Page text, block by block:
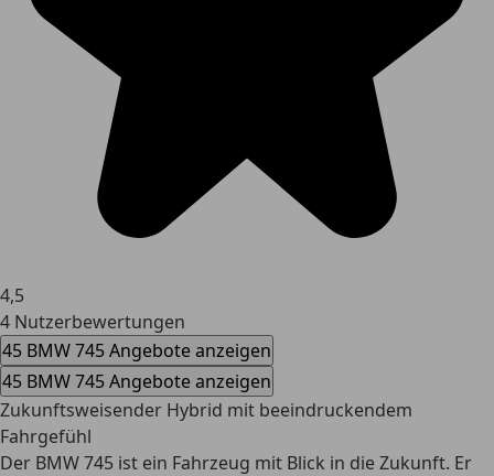
4,5
4 Nutzerbewertungen
45 BMW 745 Angebote anzeigen
45 BMW 745 Angebote anzeigen
Zukunftsweisender Hybrid mit beeindruckendem
Fahrgefühl
Der BMW 745 ist ein Fahrzeug mit Blick in die Zukunft. Er